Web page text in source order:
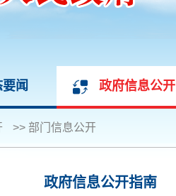
闻 政府信息公开
>> 部门信息公开
政府信息公开指南